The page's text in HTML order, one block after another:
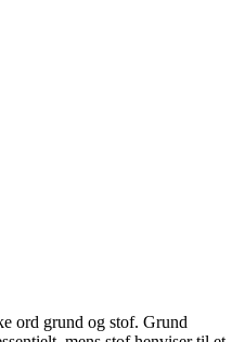
ord grund og stof. Grund